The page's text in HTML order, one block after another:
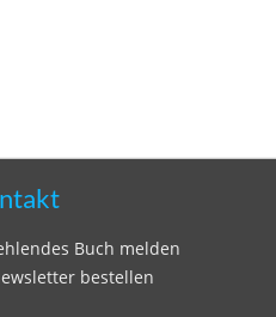
Buch melden
bestellen